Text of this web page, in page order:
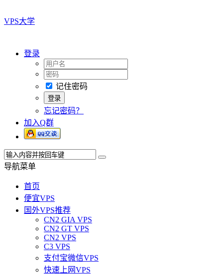
VPS大学
登录
记住密码
忘记密码？
加入Q群
导航菜单
首页
便宜VPS
国外VPS推荐
CN2 GIA VPS
CN2 GT VPS
CN2 VPS
C3 VPS
支付宝微信VPS
快速上网VPS